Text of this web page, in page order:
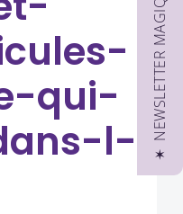
qui-
l- ✶ NEWSLETTER MAGIQUE ✶